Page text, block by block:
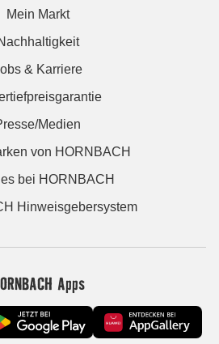
Mein Markt
& Karriere
Medien
von HORNBACH
bei HORNBACH
Hinweisgebersystem
Apps